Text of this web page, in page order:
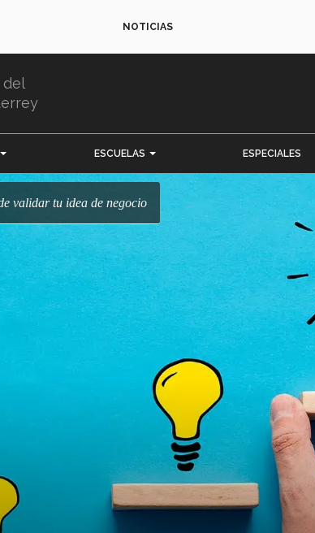
NOTICIAS
del
ESCUELAS ESPECIALES
validar tu idea de negocio